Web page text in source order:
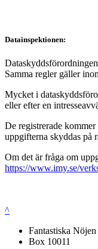
Datainspektionen:
Samma regler gäller
Mycket i
eller efter en
De registrerade
uppgifterna skyddas på
Om det är fråga om
https://www.imy.se/
^
Fantastiska
Box 10011